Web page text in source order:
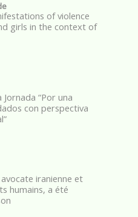
of violence
girls in the context of
“Por una
con perspectiva
iranienne et
humains, a été